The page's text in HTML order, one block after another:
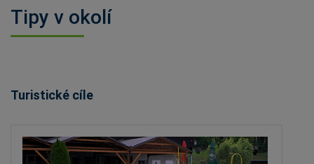
Tipy v okolí
Turistické cíle